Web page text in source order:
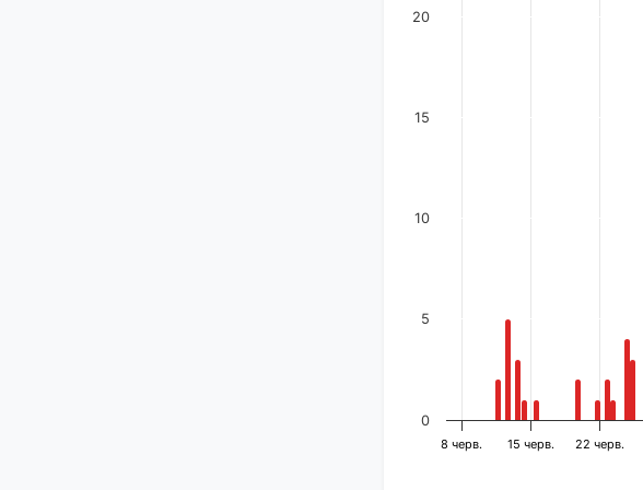
8 черв. 15 черв. 22 черв.
0
5
10
15
20